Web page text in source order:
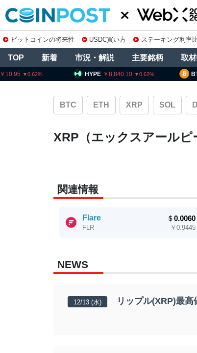
ビットコインの将来性 USDC買い方 ステーキング利率
TOP 新着 市況・解説 主要銘柄 取
HYPE 8,840.10 0.62
BTC ETH XRP SOL
XRP（エックスアールピ
関連情報
Flare
FLR
＄0.0060
￥0.9445
NEWS
12/13 (水) リップル(XRP)最